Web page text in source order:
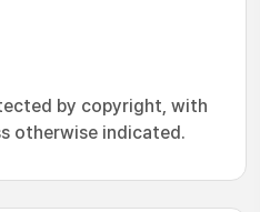
by copyright, with
otherwise indicated.